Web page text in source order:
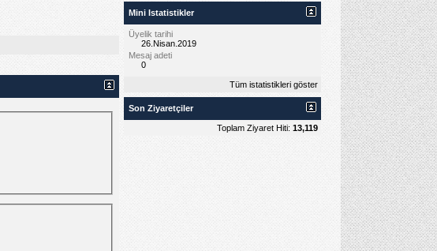
Mini Istatistikler
Üyelik tarihi
26.Nisan.2019
Mesaj adeti
0
Tüm istatistikleri göster
Son Ziyaretçiler
Toplam Ziyaret Hiti: 13,119